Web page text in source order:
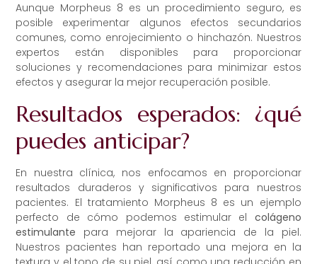
Aunque Morpheus 8 es un procedimiento seguro, es
posible experimentar algunos efectos secundarios
comunes, como enrojecimiento o hinchazón. Nuestros
expertos están disponibles para proporcionar
soluciones y recomendaciones para minimizar estos
efectos y asegurar la mejor recuperación posible.
Resultados esperados: ¿qué
puedes anticipar?
En nuestra clínica, nos enfocamos en proporcionar
resultados duraderos y significativos para nuestros
pacientes. El tratamiento Morpheus 8 es un ejemplo
perfecto de cómo podemos estimular el colágeno
estimulante para mejorar la apariencia de la piel.
Nuestros pacientes han reportado una mejora en la